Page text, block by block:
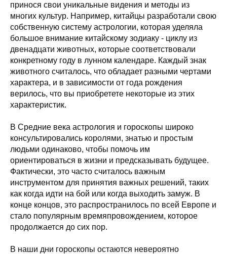
принося свои уникальные видения и методы из
многих культур. Например, китайцы разработали свою
собственную систему астрологии, которая уделяла
большое внимание китайскому зодиаку - циклу из
двенадцати животных, которые соответствовали
конкретному году в лунном календаре. Каждый знак
животного считалось, что обладает разными чертами
характера, и в зависимости от года рождения
верилось, что вы приобретете некоторые из этих
характеристик.
В Средние века астрология и гороскопы широко
консультировались королями, знатью и простым
людьми одинаково, чтобы помочь им
ориентироваться в жизни и предсказывать будущее.
Фактически, это часто считалось важным
инструментом для принятия важных решений, таких
как когда идти на бой или когда выходить замуж. В
конце концов, это распространилось по всей Европе и
стало популярным времяпровождением, которое
продолжается до сих пор.
В наши дни гороскопы остаются невероятно